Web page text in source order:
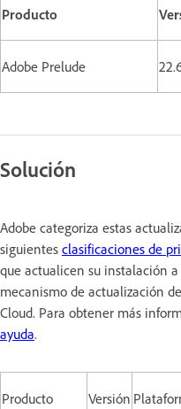
Producto
Adobe Prelude
Solución
Adobe categoriza estas
siguientes clasificaciones de
que actualicen su instalación
mecanismo de actualización
Cloud. Para obtener más
ayuda.
Producto Versión